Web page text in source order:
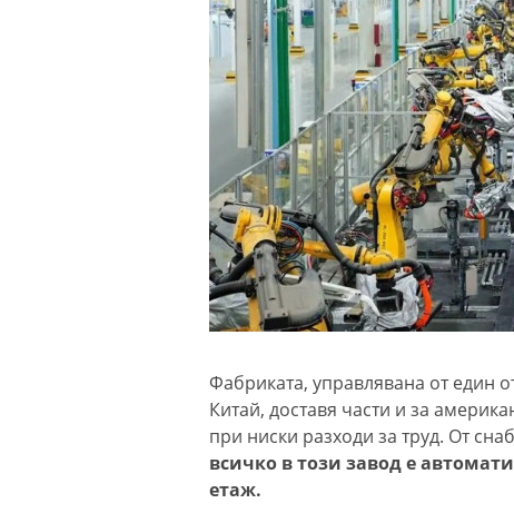
Фабриката, управлявана от един
Китай, доставя части и за
при ниски разходи за труд. От
всичко в този завод е
етаж.